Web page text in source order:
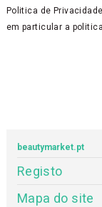
Politica de
em particular a
beautymarket.pt
Registo
Mapa do site